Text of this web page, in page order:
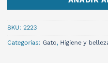
SKU: 2223
Categorías: Gato, Higiene y